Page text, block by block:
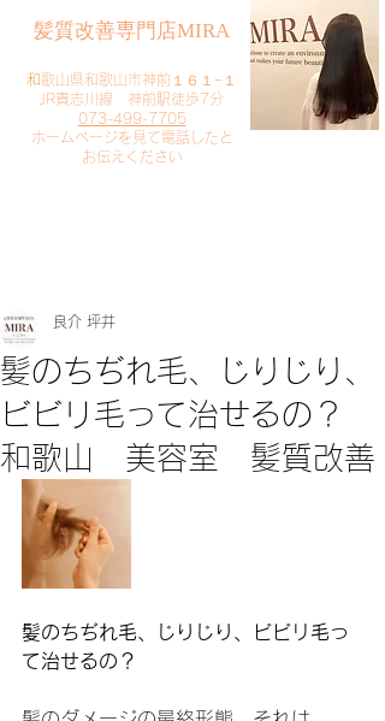
​髪質改善専門店MIRA
​和歌山県和歌山市神前１６１−１
JR貴志川線 神前駅徒歩7分
073-499-7705
​ホームページを見て電話したと
お伝えください
髪のちぢれ毛、じりじり、
ビビリ毛って治せるの？
和歌山 美容室 髪質改善
良介 坪井
髪のちぢれ毛、じりじり、ビビリ毛っ
て治せるの？